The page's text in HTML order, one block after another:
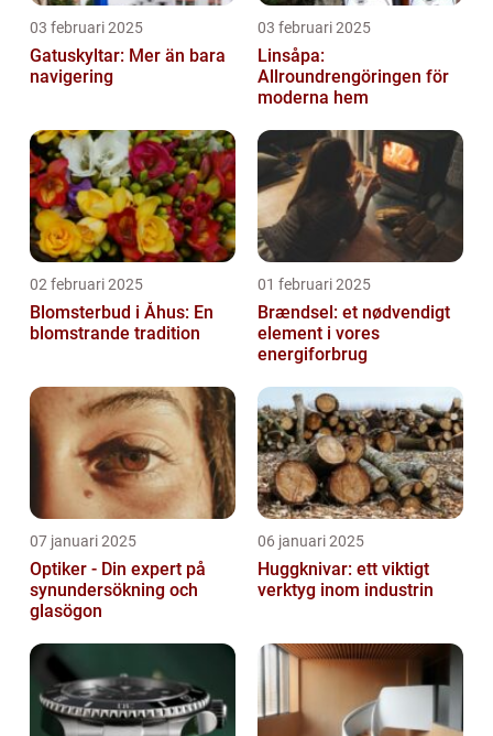
03 februari 2025
Gatuskyltar: Mer än bara
navigering
03 februari 2025
Linsåpa:
Allroundrengöringen för
moderna hem
02 februari 2025
Blomsterbud i Åhus: En
blomstrande tradition
01 februari 2025
Brændsel: et nødvendigt
element i vores
energiforbrug
07 januari 2025
Optiker - Din expert på
synundersökning och
glasögon
06 januari 2025
Huggknivar: ett viktigt
verktyg inom industrin